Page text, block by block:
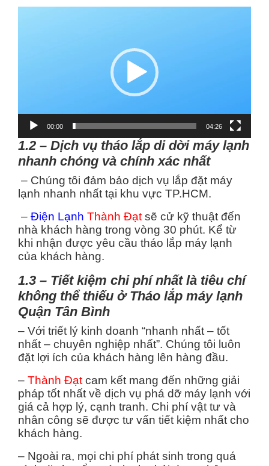
00:00 04:26
1.2 – Dịch vụ tháo lắp di dời máy lạnh
nhanh chóng và chính xác nhất
– Chúng tôi đảm bảo dịch vụ lắp đặt máy
lạnh nhanh nhất tại khu vực TP.HCM.
– Điện Lạnh Thành Đạt sẽ cử kỹ thuật đến
nhà khách hàng trong vòng 30 phút. Kể từ
khi nhận được yêu cầu tháo lắp máy lạnh
của khách hàng.
1.3 – Tiết kiệm chi phí nhất là tiêu chí
không thể thiếu ở Tháo lắp máy lạnh
Quận Tân Bình
– Với triết lý kinh doanh “nhanh nhất – tốt
nhất – chuyên nghiệp nhất”. Chúng tôi luôn
đặt lợi ích của khách hàng lên hàng đầu.
– Thành Đạt cam kết mang đến những giải
pháp tốt nhất về dịch vụ phá dỡ máy lạnh với
giá cả hợp lý, cạnh tranh. Chi phí vật tư và
nhân công sẽ được tư vấn tiết kiệm nhất cho
khách hàng.
– Ngoài ra, mọi chi phí phát sinh trong quá